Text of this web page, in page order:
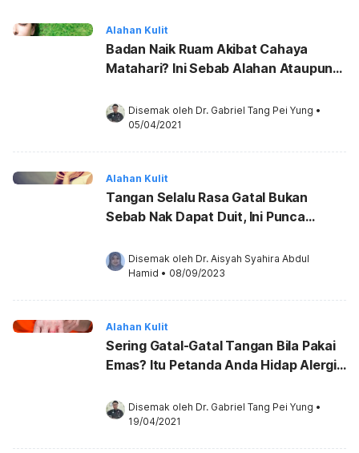
Alahan Kulit
Badan Naik Ruam Akibat Cahaya
Matahari? Ini Sebab Alahan Ataupun
Disemak oleh Dr. Gabriel Tang Pei Yung •
05/04/2021
Alahan Kulit
Tangan Selalu Rasa Gatal Bukan
Sebab Nak Dapat Duit, Ini Punca
Disemak oleh Dr. Aisyah Syahira Abdul
Hamid • 08/09/2023
Alahan Kulit
Sering Gatal-Gatal Tangan Bila Pakai
Emas? Itu Petanda Anda Hidap Alergi
Disemak oleh Dr. Gabriel Tang Pei Yung •
19/04/2021